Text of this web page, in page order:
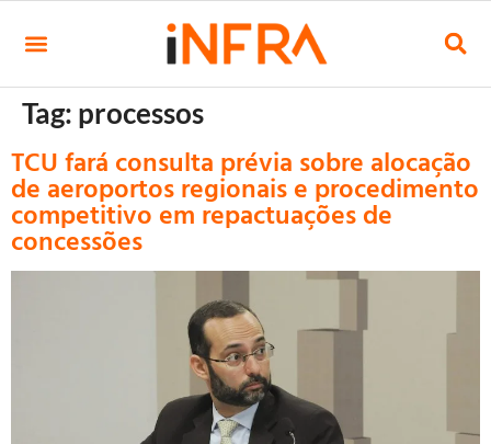
Tag: processos
TCU fará consulta prévia sobre alocação
de aeroportos regionais e procedimento
competitivo em repactuações de
concessões